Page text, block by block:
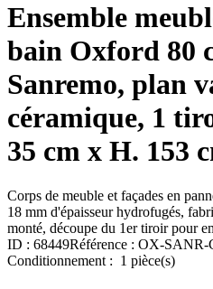
Ensemble
bain Oxford 80
Sanremo, plan
céramique, 1
35 cm x H. 153
Corps de meuble et façades en
18 mm d'épaisseur hydrofugés,
monté, découpe du 1er tiroir pour
ID : 68449Référence : OX-SANR-
Conditionnement : 1 pièce(s)